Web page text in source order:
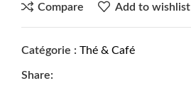
Compare Add to wishlist
Catégorie : Thé & Café
Share: